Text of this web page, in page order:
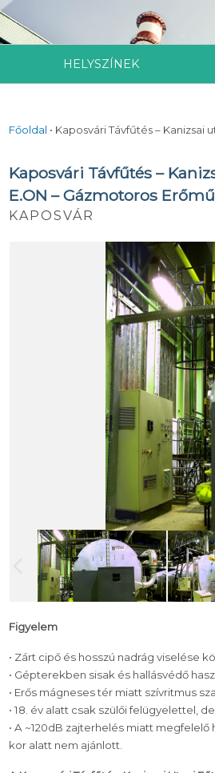
HELYSZÍNEK
Főoldal • Kaposvári Távfűtés – Kanizsai
Kaposvári Távfűtés –
E.ON – Gázmotoros Erőmű
KAPOSVÁR
Figyelem
• Zárt cipő és hosszú nadrág viselése
• Gépterekben sisak és hallásvédő
• Erős mágneses tér miatt szívritmus
• 18. év alatt csak szülői felügyelettel,
• A ~120dB zajterhelés miatt
kor alatt nem ajánlott.